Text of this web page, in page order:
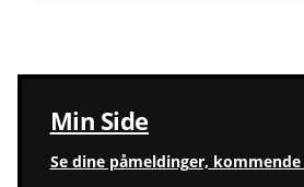
Min Side
Se dine påmeldinger,